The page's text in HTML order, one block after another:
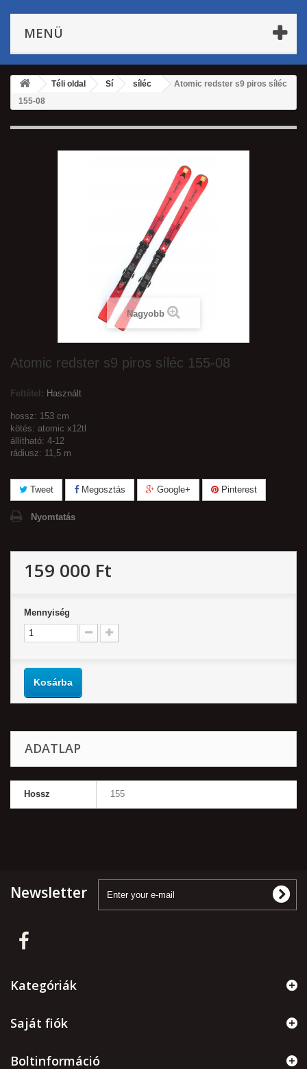
MENÜ
Téli oldal Sí síléc
Atomic redster s9 piros síléc
155-08
Nagyobb
Atomic redster s9 piros síléc 155-08
Feltétel: Használt
hossz: 153 cm
kötés: atomic x12tl
állítható: 4-12
rádiusz: 11,5 m
Tweet Megosztás Google+ Pinterest
Nyomtatás
159 000 Ft‎
Mennyiség
Kosárba
ADATLAP
Hossz 155
Newsletter
Kategóriák
Saját fiók
Boltinformáció